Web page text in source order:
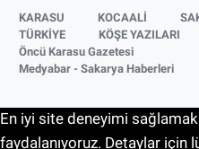
KARASU KOCAALİ
TÜRKİYE
KÖŞE YAZILARI
Öncü Karasu Gazetesi
Medyabar - Sakarya Haberleri
En iyi site deneyimi
faydalanıyoruz. Detaylar için